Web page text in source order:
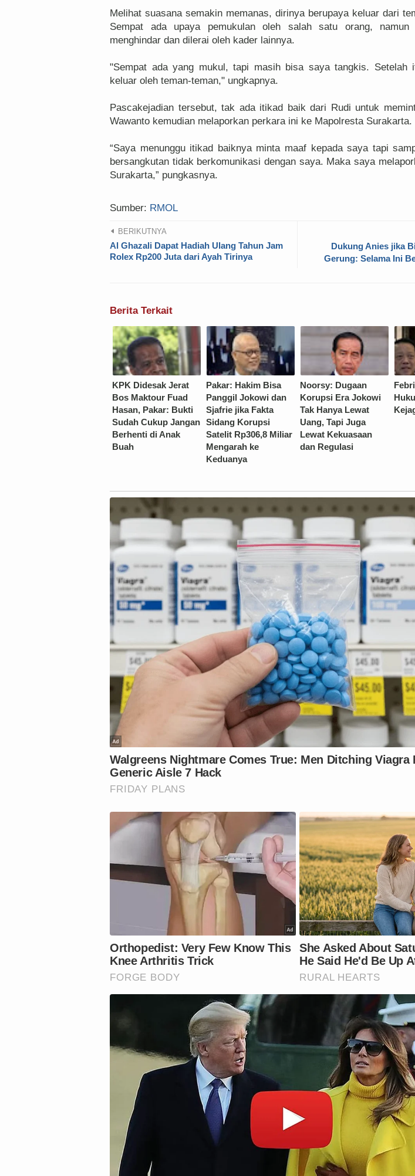
Melihat suasana semakin memanas, dirinya berupaya keluar dari
Sempat ada upaya pemukulan oleh salah satu orang, namun
menghindar dan dilerai oleh kader lainnya.
"Sempat ada yang mukul, tapi masih bisa saya tangkis. Setelah
keluar oleh teman-teman," ungkapnya.
Pascakejadian tersebut, tak ada itikad baik dari Rudi untuk
Wawanto kemudian melaporkan perkara ini ke Mapolresta Surakarta.
“Saya menunggu itikad baiknya minta maaf kepada saya tapi
bersangkutan tidak berkomunikasi dengan saya. Maka saya
Surakarta,” pungkasnya.
Sumber: RMOL
BERIKUTNYA
Al Ghazali Dapat Hadiah Ulang Tahun Jam
Rolex Rp200 Juta dari Ayah Tirinya
Dukung Anies jika
Gerung: Selama Ini
Berita Terkait
KPK Didesak Jerat
Bos Maktour Fuad
Hasan, Pakar: Bukti
Sudah Cukup Jangan
Berhenti di Anak
Buah
Pakar: Hakim Bisa
Panggil Jokowi dan
Sjafrie jika Fakta
Sidang Korupsi
Satelit Rp306,8 Miliar
Mengarah ke
Keduanya
Noorsy: Dugaan
Korupsi Era Jokowi
Tak Hanya Lewat
Uang, Tapi Juga
Lewat Kekuasaan
dan Regulasi